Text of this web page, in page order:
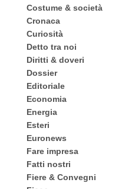
Costume & società
Cronaca
Curiosità
Detto tra noi
Diritti & doveri
Dossier
Editoriale
Economia
Energia
Esteri
Euronews
Fare impresa
Fatti nostri
Fiere & Convegni